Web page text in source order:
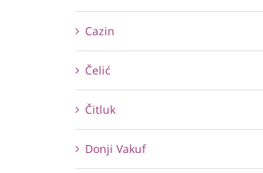
Cazin
Čelić
Čitluk
Donji Vakuf